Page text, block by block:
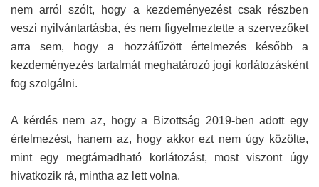
nem arról szólt, hogy a kezdeményezést csak részben
veszi nyilvántartásba, és nem figyelmeztette a szervezőket
arra sem, hogy a hozzáfűzött értelmezés később a
kezdeményezés tartalmát meghatározó jogi korlátozásként
fog szolgálni.
A kérdés nem az, hogy a Bizottság 2019-ben adott egy
értelmezést, hanem az, hogy akkor ezt nem úgy közölte,
mint egy megtámadható korlátozást, most viszont úgy
hivatkozik rá, mintha az lett volna.